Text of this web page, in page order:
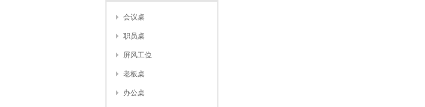
会议桌
职员桌
屏风工位
老板桌
办公桌